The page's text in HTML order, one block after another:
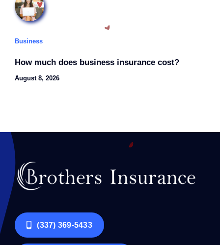
Business
How much does business insurance cost?
August 8, 2026
(337) 369-5433